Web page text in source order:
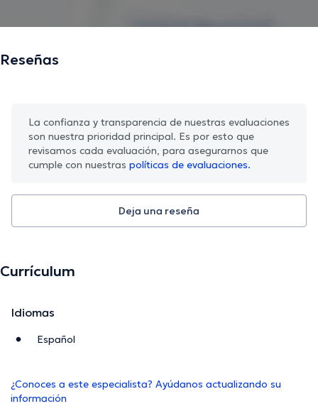
Reseñas
La confianza y transparencia de nuestras evaluaciones
son nuestra prioridad principal. Es por esto que
revisamos cada evaluación, para asegurarnos que
cumple con nuestras políticas de evaluaciones.
Deja una reseña
Currículum
Idiomas
Español
¿Conoces a este especialista? Ayúdanos actualizando su
información